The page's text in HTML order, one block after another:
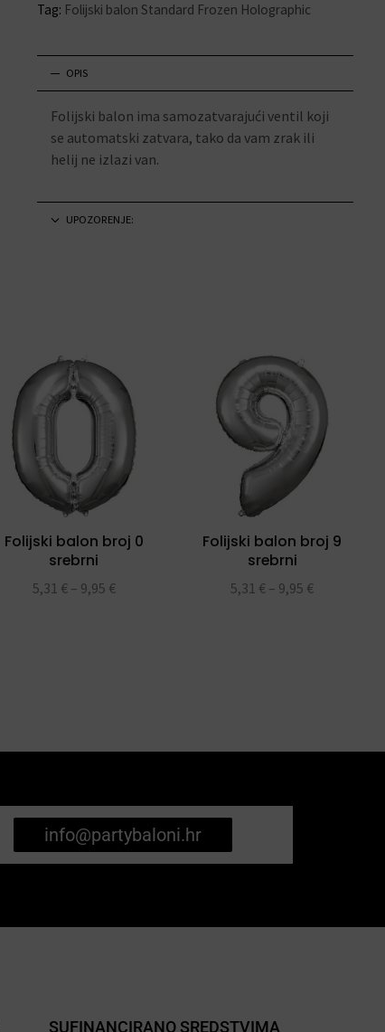
Tag: Folijski balon Standard Frozen Holographic
OPIS
Folijski balon ima samozatvarajući ventil koji
se automatski zatvara, tako da vam zrak ili
helij ne izlazi van.
UPOZORENJE:
Folijski balon broj 0
srebrni
5,31 € – 9,95 €
Folijski balon broj 9
srebrni
5,31 € – 9,95 €
info@partybaloni.hr
SUFINANCIRANO SREDSTVIMA